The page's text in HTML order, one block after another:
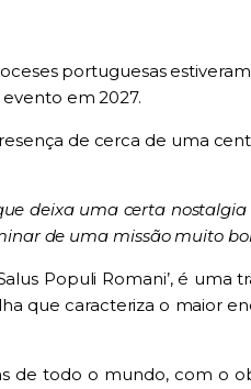
portuguesas
em 2027.
de cerca de uma
deixa uma certa
de uma missão muito
Populi Romani’, é uma
que caracteriza o maior
de todo o mundo, com o